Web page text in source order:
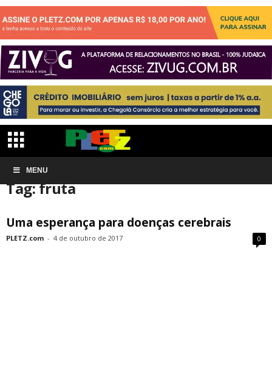
MENU
Início Tags
Tag: fruta
Uma esperança para doenças cerebrais
PLETZ.com - 4 de outubro de 2017 0